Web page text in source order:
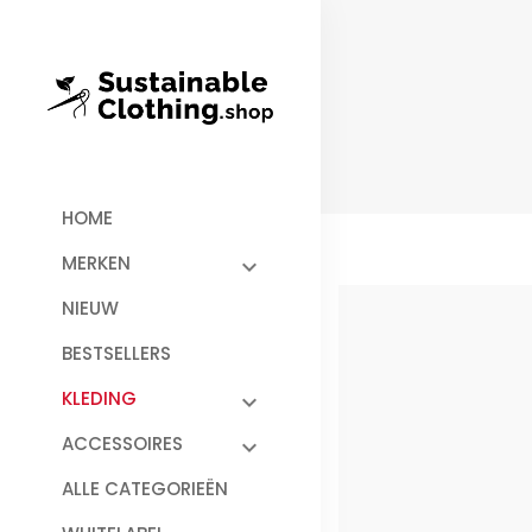
HOME
MERKEN
NIEUW
BESTSELLERS
KLEDING
ACCESSOIRES
ALLE CATEGORIEËN